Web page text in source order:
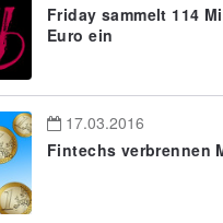
Friday sammelt 114
Euro ein
17.03.2016
Fintechs verbrennen